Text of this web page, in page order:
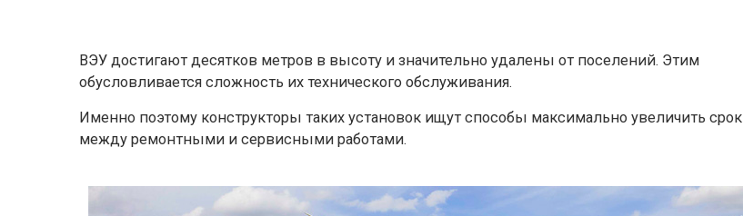
ВЭУ достигают десятков метров в высоту и значительно удалены от поселений. Этим
обусловливается сложность их технического обслуживания.
Именно поэтому конструкторы таких установок ищут способы максимально увеличить срок
между ремонтными и сервисными работами.